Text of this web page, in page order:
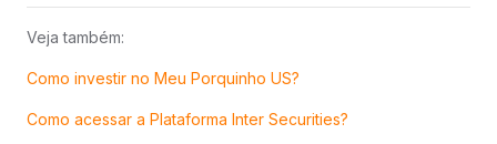
Veja também:
Como investir no Meu Porquinho US?
Como acessar a Plataforma Inter Securities?